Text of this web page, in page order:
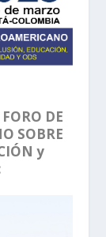
DE
SOBRE
y